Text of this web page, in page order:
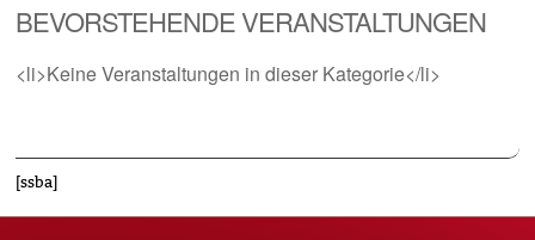
BEVORSTEHENDE VERANSTALTUNGEN
<li>Keine Veranstaltungen in dieser Kategorie</li>
[ssba]